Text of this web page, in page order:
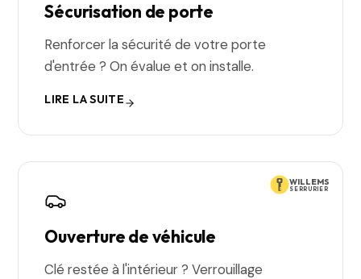
Sécurisation de porte
Renforcer la sécurité de votre porte
d'entrée ? On évalue et on installe.
LIRE LA SUITE
WILLEMS
SERRURIER
Ouverture de véhicule
Clé restée à l'intérieur ? Verrouillage